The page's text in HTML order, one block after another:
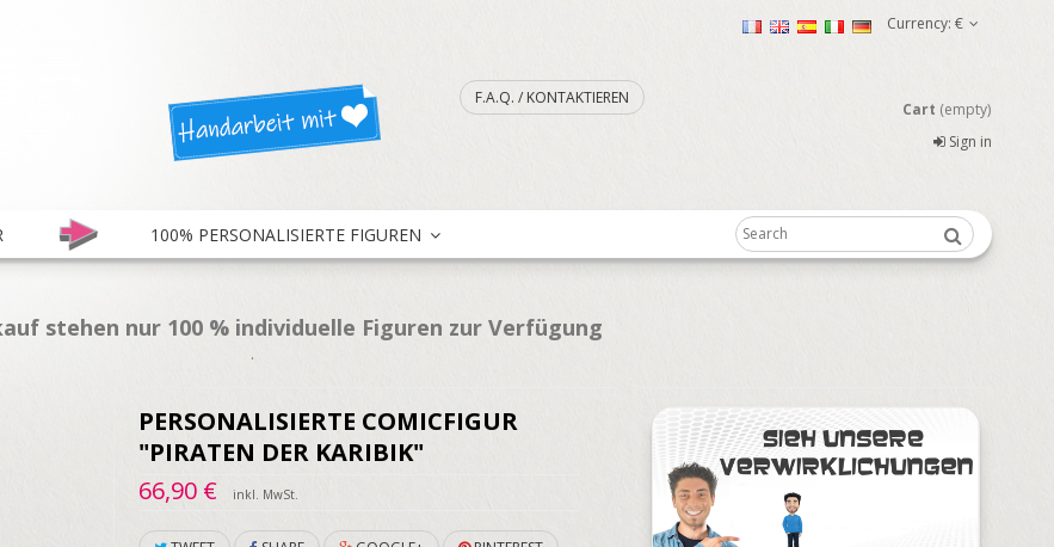
Currency: €
F.A.Q. / KONTAKTIEREN
Cart (empty)
Sign in
100% PERSONALISIERTE FIGUREN
stehen nur 100 % individuelle Figuren zur Verfügung
.
PERSONALISIERTE COMICFIGUR
"PIRATEN DER KARIBIK"
66,90 €
inkl. MwSt.